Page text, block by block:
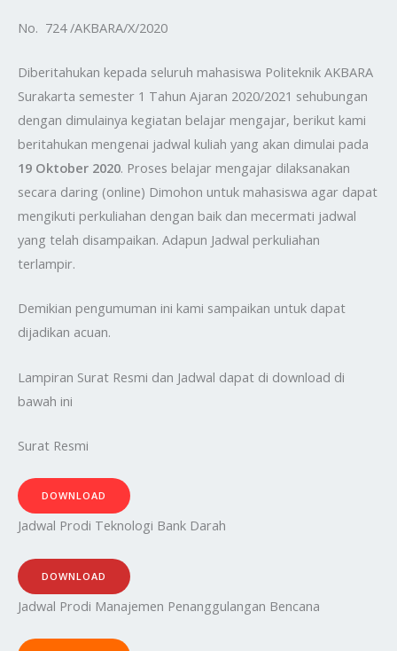
No. 724 /AKBARA/X/2020
Diberitahukan kepada seluruh mahasiswa Politeknik AKBARA
Surakarta semester 1 Tahun Ajaran 2020/2021 sehubungan
dengan dimulainya kegiatan belajar mengajar, berikut kami
beritahukan mengenai jadwal kuliah yang akan dimulai pada
19 Oktober 2020. Proses belajar mengajar dilaksanakan
secara daring (online) Dimohon untuk mahasiswa agar dapat
mengikuti perkuliahan dengan baik dan mecermati jadwal
yang telah disampaikan. Adapun Jadwal perkuliahan
terlampir.
Demikian pengumuman ini kami sampaikan untuk dapat
dijadikan acuan.
Lampiran Surat Resmi dan Jadwal dapat di download di
bawah ini
Surat Resmi
DOWNLOAD
Jadwal Prodi Teknologi Bank Darah
DOWNLOAD
Jadwal Prodi Manajemen Penanggulangan Bencana